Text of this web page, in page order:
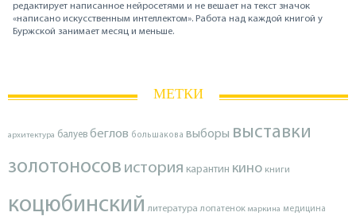
редактирует написанное нейросетями и не вешает на текст значок
«написано искусственным интеллектом». Работа над каждой книгой у
Буржской занимает месяц и меньше.
МЕТКИ
архитектура балуев беглов большакова выборы выставки
золотоносов история карантин кино книги
коцюбинский литература лопатенок маркина медицина